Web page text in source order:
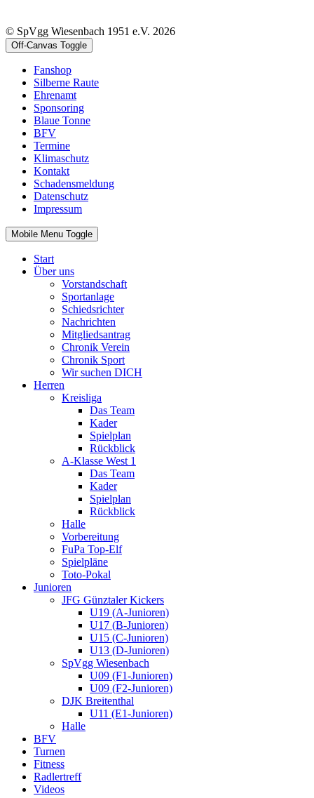
© SpVgg Wiesenbach 1951 e.V. 2026
Off-Canvas Toggle
Fanshop
Silberne Raute
Ehrenamt
Sponsoring
Blaue Tonne
BFV
Termine
Klimaschutz
Kontakt
Schadensmeldung
Datenschutz
Impressum
Mobile Menu Toggle
Start
Über uns
Vorstandschaft
Sportanlage
Schiedsrichter
Nachrichten
Mitgliedsantrag
Chronik Verein
Chronik Sport
Wir suchen DICH
Herren
Kreisliga
Das Team
Kader
Spielplan
Rückblick
A-Klasse West 1
Das Team
Kader
Spielplan
Rückblick
Halle
Vorbereitung
FuPa Top-Elf
Spielpläne
Toto-Pokal
Junioren
JFG Günztaler Kickers
U19 (A-Junioren)
U17 (B-Junioren)
U15 (C-Junioren)
U13 (D-Junioren)
SpVgg Wiesenbach
U09 (F1-Junioren)
U09 (F2-Junioren)
DJK Breitenthal
U11 (E1-Junioren)
Halle
BFV
Turnen
Fitness
Radlertreff
Videos